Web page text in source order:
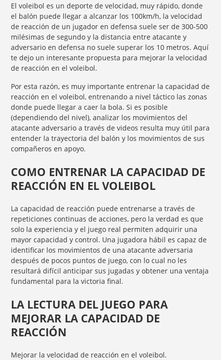
El voleibol es un deporte de velocidad, muy rápido, donde
el balón puede llegar a alcanzar los 100km/h, la velocidad
de reacción de un jugador en defensa suele ser de 300-500
milésimas de segundo y la distancia entre atacante y
adversario en defensa no suele superar los 10 metros. Aquí
te dejo un interesante propuesta para mejorar la velocidad
de reacción en el voleibol.
Por esta razón, es muy importante entrenar la capacidad de
reacción en el voleibol, entrenando a nivel táctico las zonas
donde puede llegar a caer la bola. Si es posible
(dependiendo del nivel), analizar los movimientos del
atacante adversario a través de videos resulta muy útil para
entender la trayectoria del balón y los movimientos de sus
compañeros en apoyo.
COMO ENTRENAR LA CAPACIDAD DE
REACCIÓN EN EL VOLEIBOL
La capacidad de reacción puede entrenarse a través de
repeticiones continuas de acciones, pero la verdad es que
solo la experiencia y el juego real permiten adquirir una
mayor capacidad y control. Una jugadora hábil es capaz de
identificar los movimientos de una atacante adversaria
después de pocos puntos de juego, con lo cual no les
resultará difícil anticipar sus jugadas y obtener una ventaja
fundamental para la victoria final.
LA LECTURA DEL JUEGO PARA
MEJORAR LA CAPACIDAD DE
REACCIÓN
Mejorar la velocidad de reacción en el voleibol.